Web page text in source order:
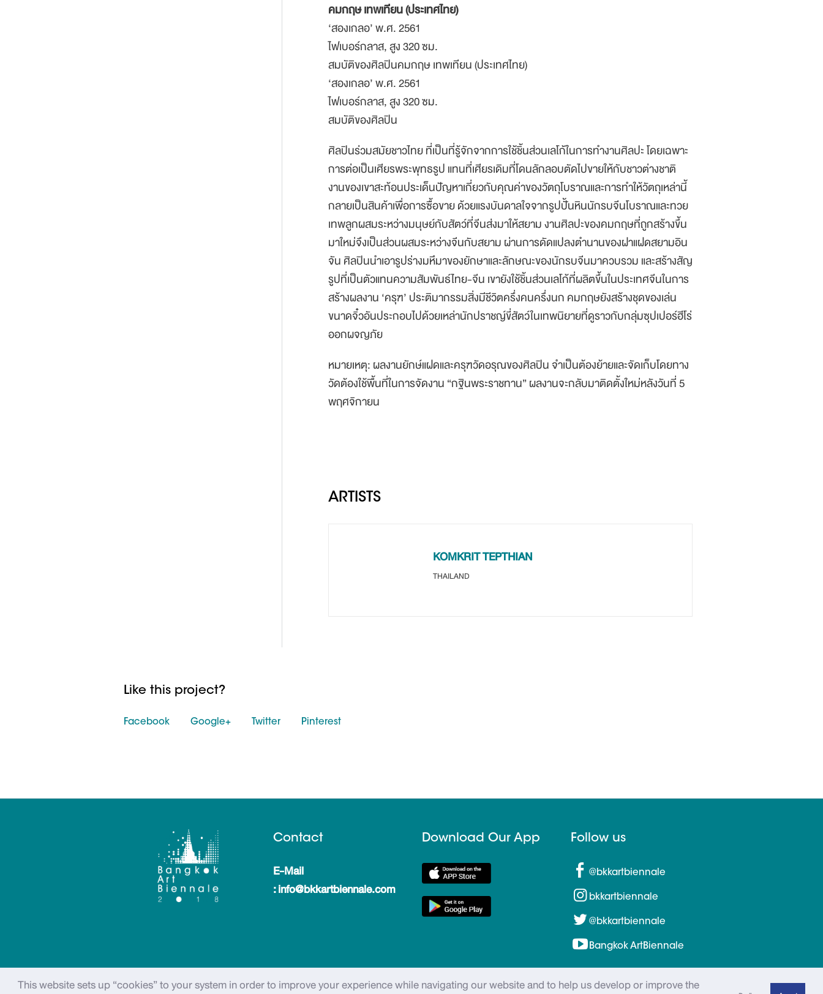
This website sets up “cookies” to your system in order to improve your experience while navigating our website and to help us develop or improve the
คมกฤษ เทพเทียน (ประเทศไทย)
‘สองเกลอ’ พ.ศ. 2561
ไฟเบอร์กลาส, สูง 320 ซม.
สมบัติของศิลปินคมกฤษ เทพเทียน (ประเทศไทย)
‘สองเกลอ’ พ.ศ. 2561
ไฟเบอร์กลาส, สูง 320 ซม.
สมบัติของศิลปิน
ศิลปินร่วมสมัยชาวไทย ที่เป็นที่รู้จักจากการใช้ชิ้นส่วนเลโก้ในการทำงานศิลปะ โดยเฉพาะ
การต่อเป็นเศียรพระพุทธรูป แทนที่เศียรเดิมที่โดนลักลอบตัดไปขายให้กับชาวต่างชาติ
งานของเขาสะท้อนประเด็นปัญหาเกี่ยวกับคุณค่าของวัตถุโบราณและการทำให้วัตถุเหล่านี้
กลายเป็นสินค้าเพื่อการซื้อขาย ด้วยแรงบันดาลใจจากรูปปั้นหินนักรบจีนโบราณและทวย
เทพลูกผสมระหว่างมนุษย์กับสัตว์ที่จีนส่งมาให้สยาม งานศิลปะของคมกฤษที่ถูกสร้างขึ้น
มาใหม่จึงเป็นส่วนผสมระหว่างจีนกับสยาม ผ่านการดัดแปลงตำนานของฝาแฝดสยามอิน
จัน ศิลปินนำเอารูปร่างมหึมาของยักษาและลักษณะของนักรบจีนมาควบรวม และสร้างสัญ
รูปที่เป็นตัวแทนความสัมพันธ์ไทย-จีน เขายังใช้ชิ้นส่วนเลโก้ที่ผลิตขึ้นในประเทศจีนในการ
สร้างผลงาน ‘ครุฑ’ ประติมากรรมสิ่งมีชีวิตครึ่งคนครึ่งนก คมกฤษยังสร้างชุดของเล่น
ขนาดจิ๋วอันประกอบไปด้วยเหล่านักปราชญ์ขี่สัตว์ในเทพนิยายที่ดูราวกับกลุ่มซุปเปอร์ฮีโร่
ออกผจญภัย
หมายเหตุ: ผลงานยักษ์แฝดและครุฑวัดอรุณของศิลปิน จำเป็นต้องย้ายและจัดเก็บโดยทาง
วัดต้องใช้พื้นที่ในการจัดงาน “กฐินพระราชทาน” ผลงานจะกลับมาติดตั้งใหม่หลังวันที่ 5
พฤศจิกายน
ARTISTS
KOMKRIT TEPTHIAN
THAILAND
Like this project?
Facebook Google+ Twitter Pinterest
Contact
E-Mail
: info@bkkartbiennale.com
Download Our App Follow us
@bkkartbiennale
bkkartbiennale
@bkkartbiennale
Bangkok ArtBiennale